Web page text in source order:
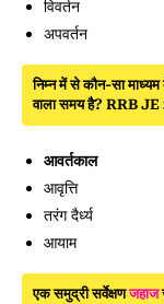
विवर्तन
अपवर्तन
निम्न में से कौन-सा
वाला समय है? RRB
आवर्तकाल
आवृत्ति
तरंग दैर्ध्य
आयाम
एक समुद्री सर्वेक्षणजहाज